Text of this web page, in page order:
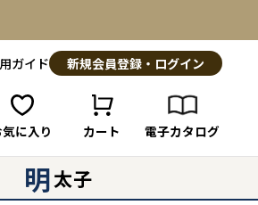
ガイド 新規会員登録・ログイン
に入り カート 電子カタログ
明太子